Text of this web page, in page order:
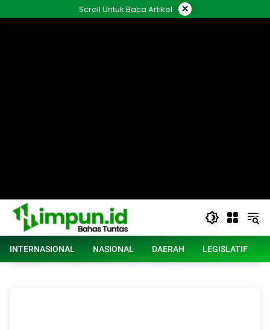
ke
Scroll Untuk Baca Artikel ×
INTERNASIONAL NASIONAL DAERAH LEGISLATIF